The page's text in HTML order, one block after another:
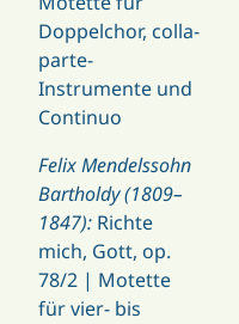
Doppelchor, colla-
parte-
Instrumente und
Continuo
Felix Mendelssohn
Bartholdy (1809–
1847): Richte
mich, Gott, op.
78/2 | Motette
für vier- bis